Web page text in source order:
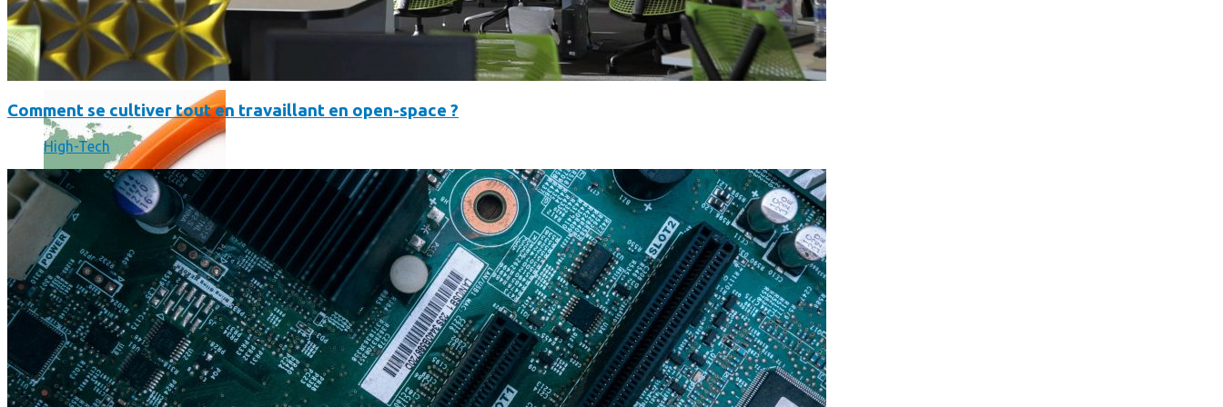
Où en sont les forfaits mobiles pour les pros ?
SmartPhone
Comment se cultiver tout en travaillant en open-space ?
High-Tech